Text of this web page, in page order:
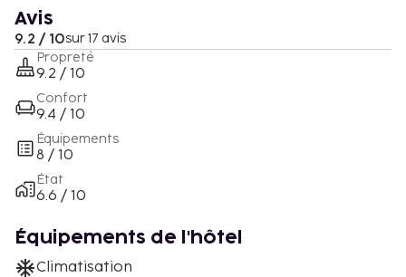
Avis
9.2 / 10sur 17 avis
Propreté
9.2 / 10
Confort
9.4 / 10
Équipements
8 / 10
État
6.6 / 10
Équipements de l'hôtel
Climatisation